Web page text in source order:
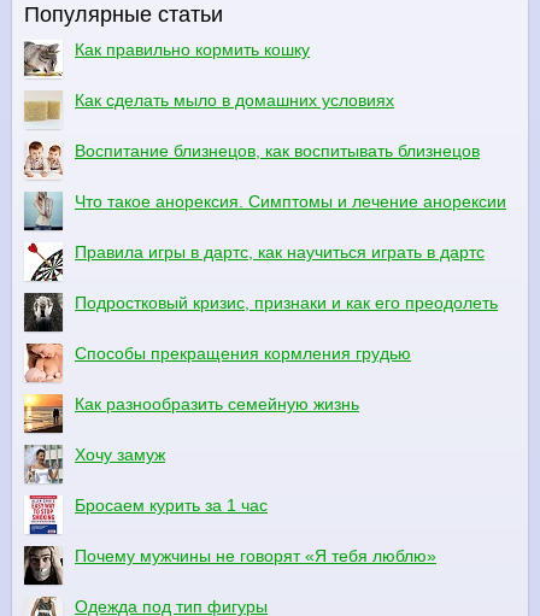
Популярные статьи
Как правильно кормить кошку
Как сделать мыло в домашних условиях
Воспитание близнецов, как воспитывать близнецов
Что такое анорексия. Симптомы и лечение анорексии
Правила игры в дартс, как научиться играть в дартс
Подростковый кризис, признаки и как его преодолеть
Способы прекращения кормления грудью
Как разнообразить семейную жизнь
Хочу замуж
Бросаем курить за 1 час
Почему мужчины не говорят «Я тебя люблю»
Одежда под тип фигуры